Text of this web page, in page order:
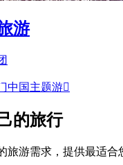
游
中国主题游
的旅行
旅游需求，提供最适合